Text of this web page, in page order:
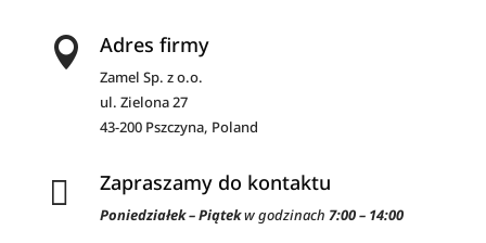
 Adres firmy
Zamel Sp. z o.o.
ul. Zielona 27
43-200 Pszczyna, Poland
 Zapraszamy do kontaktu
Poniedziałek – Piątekw godzinach 7:00 – 14:00